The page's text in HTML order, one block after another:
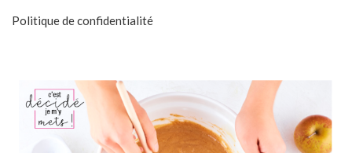
Politique de confidentialité